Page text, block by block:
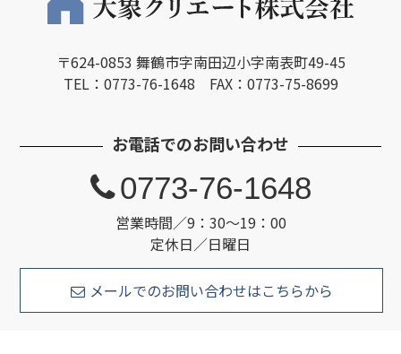
〒624-0853 舞鶴市字南田辺小字南表町49-45
TEL：0773-76-1648 FAX：0773-75-8699
お電話でのお問い合わせ
営業時間／9：30～19：00
定休日／日曜日
0773-76-1648
メールでのお問い合わせはこちらから